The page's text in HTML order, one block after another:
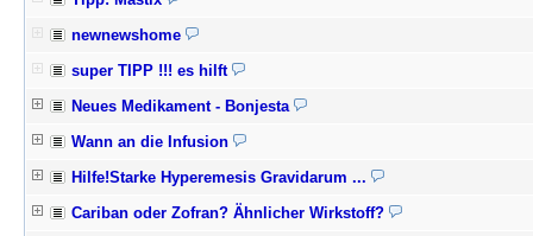
newnewshome
super TIPP !!! es hilft
Neues Medikament - Bonjesta
Wann an die Infusion
Hilfe!Starke Hyperemesis Gravidarum ...
Cariban oder Zofran? Ähnlicher Wirkstoff?